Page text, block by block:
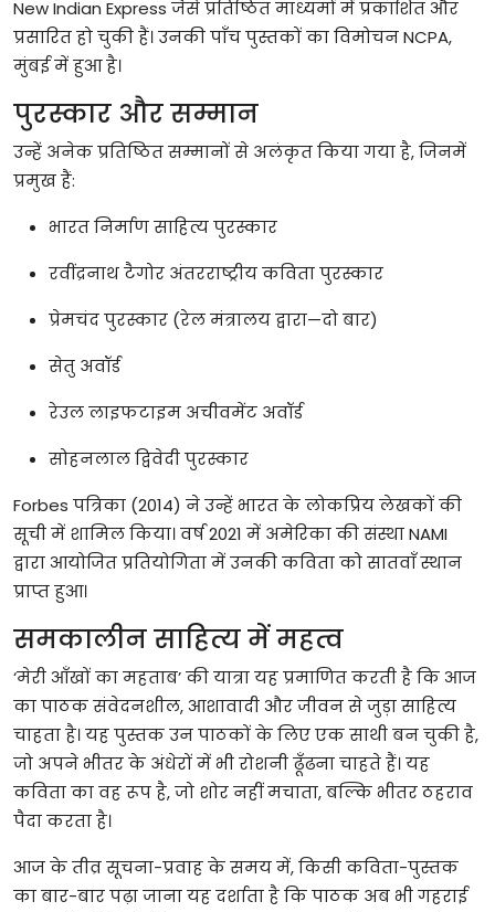
New Indian Express जैसेप्रतिष्ठितमाध्यमोंमेंप्रकाशितऔर
प्रसारितहोचुकीहैं।उनकीपाँचपुस्तकोंकाविमोचनNCPA,
मुंबईमेंहुआहै।
पुरस्कार औरसम्मान
उन्हें अनेकप्रतिष्ठितसम्मानोंसे अलंकृतकियागयाहै,जिनमें
प्रमुखहैं:
भारतनिर्माणसाहित्यपुरस्कार
रवींद्रनाथटैगोर अंतरराष्ट्रीयकवितापुरस्कार
प्रेमचंदपुरस्कार (रेलमंत्रालयद्वारा—दोबार)
सेतु अवॉर्ड
रेउललाइफटाइम अचीवमेंट अवॉर्ड
सोहनलालद्विवेदीपुरस्कार
Forbes पत्रिका (2014) नेउन्हेंभारतकेलोकप्रियलेखकोंकी
सूचीमें शामिलकिया।वर्ष2021 में अमेरिकाकीसंस्थाNAMI
द्वाराआयोजितप्रतियोगितामेंउनकीकविताकोसातवाँस्थान
प्राप्तहुआ।
समकालीनसाहित्यमेंमहत्व
‘मेरीआँखोंकामहताब’कीयात्रायहप्रमाणितकरतीहैकिआज
कापाठकसंवेदनशील,आशावादीऔरजीवनसेजुड़ासाहित्य
चाहताहै।यहपुस्तकउनपाठकोंकेलिएएकसाथीबनचुकीहै,
जो अपनेभीतरके अंधेरोंमेंभीरोशनीढूँढनाचाहतेहैं।यह
कविताकावहरूपहै,जो शोरनहींमचाता,बल्किभीतरठहराव
पैदाकरताहै।
आजकेतीव्रसूचना-प्रवाहकेसमयमें,किसीकविता-पुस्तक
काबार-बारपढ़ाजानायहदर्शाताहैकिपाठक अबभीगहराई